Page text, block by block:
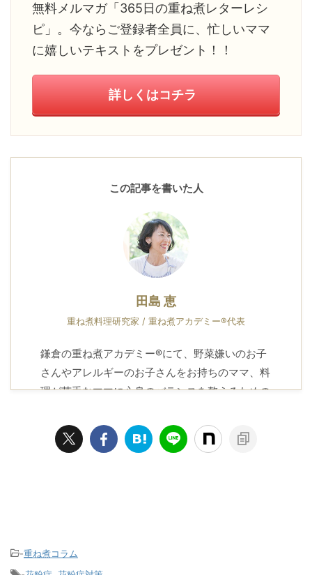
無料メルマガ「365日の重ね煮レターレシ
ピ」。今ならご登録者全員に、忙しいママ
に嬉しいテキストをプレゼント！！
詳しくはコチラ
この記事を書いた人
田島 恵
重ね煮料理研究家 / 重ね煮アカデミー®代表
鎌倉の重ね煮アカデミー®にて、野菜嫌いのお子
さんやアレルギーのお子さんをお持ちのママ、料
理が苦手なママに心身のバランスを整えるための
プロフィール
-重ね煮コラム